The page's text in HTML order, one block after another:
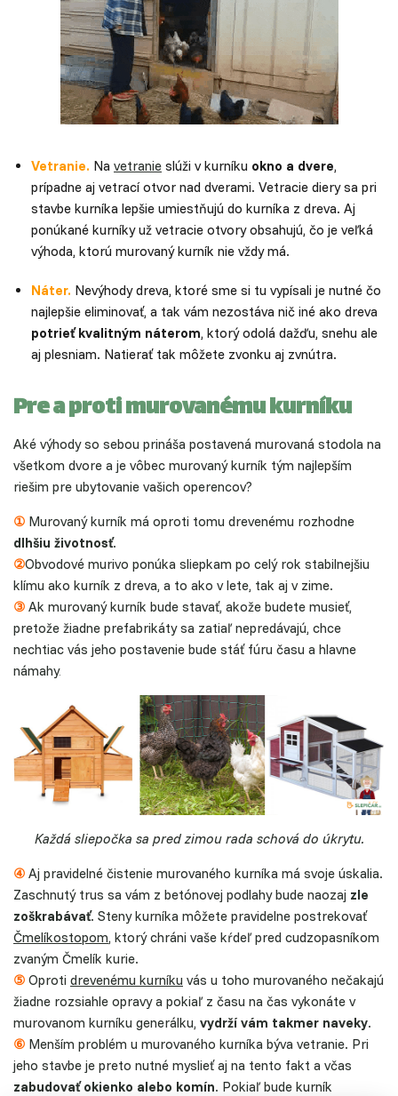
Vetranie. Na vetranie slúži v kurníku okno a dvere,
prípadne aj vetrací otvor nad dverami. Vetracie diery sa pri
stavbe kurníka lepšie umiestňujú do kurníka z dreva. Aj
ponúkané kurníky už vetracie otvory obsahujú, čo je veľká
výhoda, ktorú murovaný kurník nie vždy má.
Náter. Nevýhody dreva, ktoré sme si tu vypísali je nutné čo
najlepšie eliminovať, a tak vám nezostáva nič iné ako dreva
potrieť kvalitným náterom, ktorý odolá dažďu, snehu ale
aj plesniam. Natierať tak môžete zvonku aj zvnútra.
Pre a proti murovanému kurníku
Aké výhody so sebou prináša postavená murovaná stodola na
všetkom dvore a je vôbec murovaný kurník tým najlepším
riešim pre ubytovanie vašich operencov?
① Murovaný kurník má oproti tomu drevenému rozhodne
dlhšiu životnosť.
②Obvodové murivo ponúka sliepkam po celý rok stabilnejšiu
klímu ako kurník z dreva, a to ako v lete, tak aj v zime.
③ Ak murovaný kurník bude stavať, akože budete musieť,
pretože žiadne prefabrikáty sa zatiaľ nepredávajú, chce
nechtiac vás jeho postavenie bude stáť fúru času a hlavne
námahy.
Každá sliepočka sa pred zimou rada schová do úkrytu.
④ Aj pravidelné čistenie murovaného kurníka má svoje úskalia.
Zaschnutý trus sa vám z betónovej podlahy bude naozaj zle
zoškrabávať. Steny kurníka môžete pravidelne postrekovať
Čmelíkostopom, ktorý chráni vaše kŕdeľ pred cudzopasníkom
zvaným Čmelík kurie.
⑤ Oproti drevenému kurníku vás u toho murovaného nečakajú
žiadne rozsiahle opravy a pokiaľ z času na čas vykonáte v
murovanom kurníku generálku, vydrží vám takmer naveky.
⑥ Menším problém u murovaného kurníka býva vetranie. Pri
jeho stavbe je preto nutné myslieť aj na tento fakt a včas
zabudovať okienko alebo komín. Pokiaľ bude kurník